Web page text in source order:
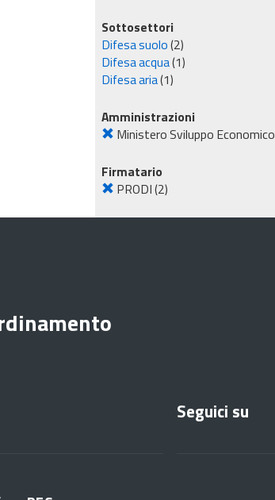
Sottosettori
Difesa suolo(2)
Difesa acqua(1)
Difesa aria(1)
Amministrazioni
Ministero Sviluppo Economico
Firmatario
PRODI(2)
Seguici su